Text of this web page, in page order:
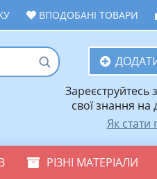
ВПОДОБАНІ ТОВАРИ
Зареєструйтесь
свої знання на
Як
РІЗНІ МАТЕРІАЛИ